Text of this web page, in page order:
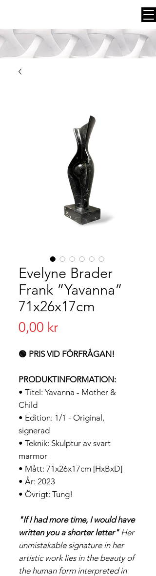
Evelyne Brader
Frank ”Yavanna”
71x26x17cm
0,00 krPris
🟢 PRIS VID FÖRFRÅGAN!
PRODUKTINFORMATION:
• Titel: Yavanna - Mother &
Child
• Edition: 1/1 - Original,
signerad
• Teknik: Skulptur av svart
marmor
• Mått: 71x26x17cm [HxBxD]
• År: 2023
• Övrigt: Tung!
"If I had more time, I would have
written you a shorter letter"Her
unmistakable signature in her
artistic work lies in the beauty of
the human form interpreted in